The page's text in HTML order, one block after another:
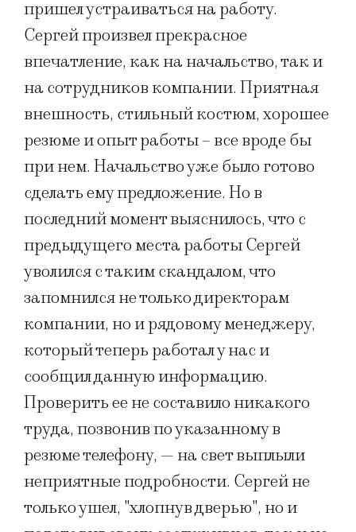
пришел устраиваться на работу.
Сергей произвел прекрасное
впечатление, как на начальство, так и
на сотрудников компании. Приятная
внешность, стильный костюм, хорошее
резюме и опыт работы – все вроде бы
при нем. Начальство уже было готово
сделать ему предложение. Но в
последний момент выяснилось, что с
предыдущего места работы Сергей
уволился с таким скандалом, что
запомнился не только директорам
компании, но и рядовому менеджеру,
который теперь работал у нас и
сообщил данную информацию.
Проверить ее не составило никакого
труда, позвонив по указанному в
резюме телефону, — на свет выплыли
неприятные подробности. Сергей не
только ушел, "хлопнув дверью", но и